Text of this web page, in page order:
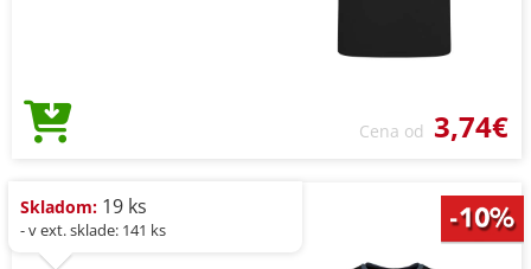
Cena od 3,74€
Skladom: 19 ks
- v ext. sklade: 141 ks